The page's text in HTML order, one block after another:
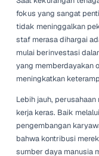
memikirkan
keseluruhan.
menunggu calon
Perusahaan kini
pemberi kerja
apakah itu
lingkungan kerja
Perusahaan